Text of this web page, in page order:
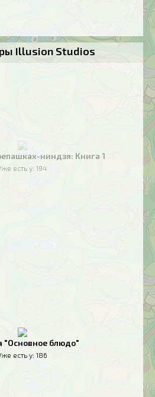
Illusion Studios
ниндзя: Книга 1
есть у: 194
"Основное блюдо"
есть у: 186